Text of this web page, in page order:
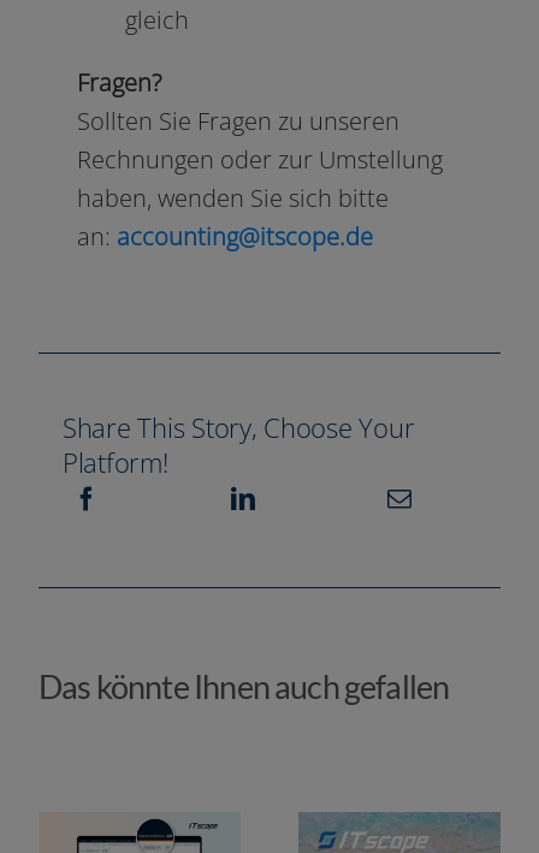
gleich
Fragen?
Sollten Sie Fragen zu unse­ren
Rechnungen oder zur Umstellung
haben, wen­den Sie sich bit­te
an: accounting@itscope.de
Share This Story, Choose Your
Platform!
Das könnte Ihnen auch gefallen